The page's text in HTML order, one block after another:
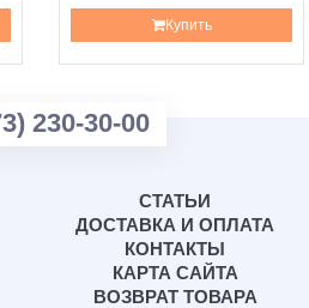
Купить
230-30-00
СТАТЬИ
ДОСТАВКА И ОПЛАТА
КОНТАКТЫ
КАРТА САЙТА
ВОЗВРАТ ТОВАРА